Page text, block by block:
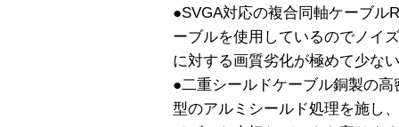
●SVGA対応の複合同軸ケーブル
ーブルを使用しているのでノイ
に対する画質劣化が極めて少な
●二重シールドケーブル銅製の
型のアルミシールド処理を施し